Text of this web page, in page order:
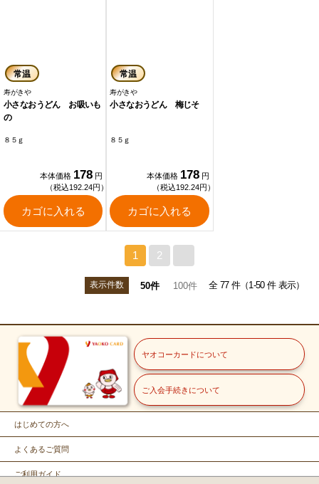
常温
寿がきや
小さなおうどん お吸いも
の
８５ｇ
本体価格 178 円
（税込192.24円）
カゴに入れる
常温
寿がきや
小さなおうどん 梅じそ
８５ｇ
本体価格 178 円
（税込192.24円）
カゴに入れる
1 2
表示件数 50件 100件 全 77 件（1-50 件 表示）
ヤオコーカードについて
ご入会手続きについて
はじめての方へ
よくあるご質問
ご利用ガイド